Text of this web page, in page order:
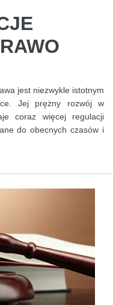
jest niezwykle istotnym
Jej prężny rozwój w
coraz więcej regulacji
do obecnych czasów i